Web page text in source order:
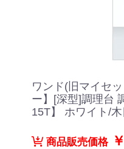
ワンド(旧マイセ
ー】[深型]調理台
15T】 ホワイト/木
商品販売価格